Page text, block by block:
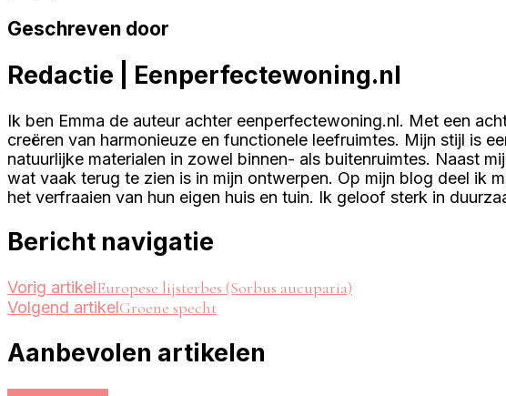
Geschreven door
Redactie | Eenperfectewoning.nl
Ik ben Emma de auteur achter eenperfectewoning.nl. Met een
creëren van harmonieuze en functionele leefruimtes. Mijn stijl is
natuurlijke materialen in zowel binnen- als buitenruimtes. Naast
wat vaak terug te zien is in mijn ontwerpen. Op mijn blog deel ik
het verfraaien van hun eigen huis en tuin. Ik geloof sterk in
Bericht navigatie
Vorig artikelEuropese lijsterbes (Sorbus aucuparia)
Volgend artikelGroene specht
Aanbevolen artikelen